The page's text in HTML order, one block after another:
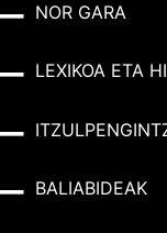
NOR GARA
LEXIKOA ETA
BALIABIDEAK